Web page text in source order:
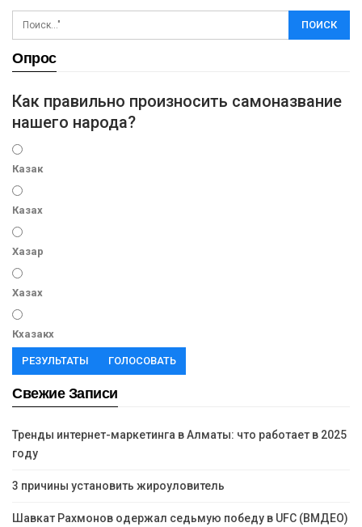
Опрос
Как правильно произносить самоназвание
нашего народа?
Казак
Казах
Хазар
Хазах
Кхазакх
РЕЗУЛЬТАТЫ ГОЛОСОВАТЬ
Свежие Записи
Тренды интернет-маркетинга в Алматы: что работает в 2025
году
3 причины установить жироуловитель
Шавкат Рахмонов одержал седьмую победу в UFC (ВМДЕО)